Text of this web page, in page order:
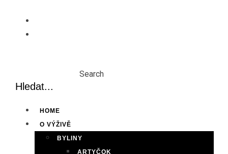
content
Search
HOME
O VÝŽIVĚ
BYLINY
ARTYČOK